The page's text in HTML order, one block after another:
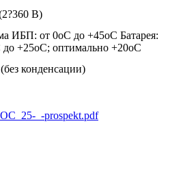
B)
ИБП: от 0оС до +45оС Батарея:
до +25оС; оптимально +20оС
конденсации)
_-prospekt.pdf